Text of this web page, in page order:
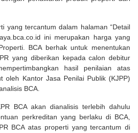
yang tercantum dalam halaman “Detail
ini merupakan harga yang
BCA berhak untuk menentukan
yang diberikan kepada calon debitur
hasil penilaian atas
oleh Kantor Jasa Penilai Publik (KJPP)
BCA.
BCA akan dianalisis terlebih dahulu
perkreditan yang berlaku di BCA,
BCA atas properti yang tercantum di